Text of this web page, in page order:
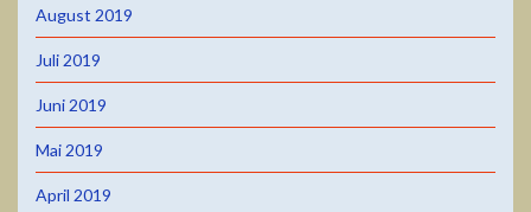
August 2019
Juli 2019
Juni 2019
Mai 2019
April 2019